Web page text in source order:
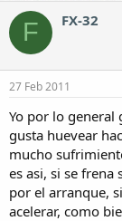
F FX-32
27 Feb 2011
Yo por lo general
gusta huevear
mucho
es asi, si se frena
por el arranque,
acelerar, como